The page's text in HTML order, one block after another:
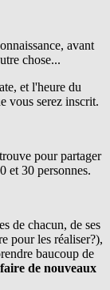
avant
chose...
et l'heure du
vous serez inscrit.
pour partager
et 30 personnes.
de chacun, de ses
pour les réaliser?),
baucoup de
de nouveaux